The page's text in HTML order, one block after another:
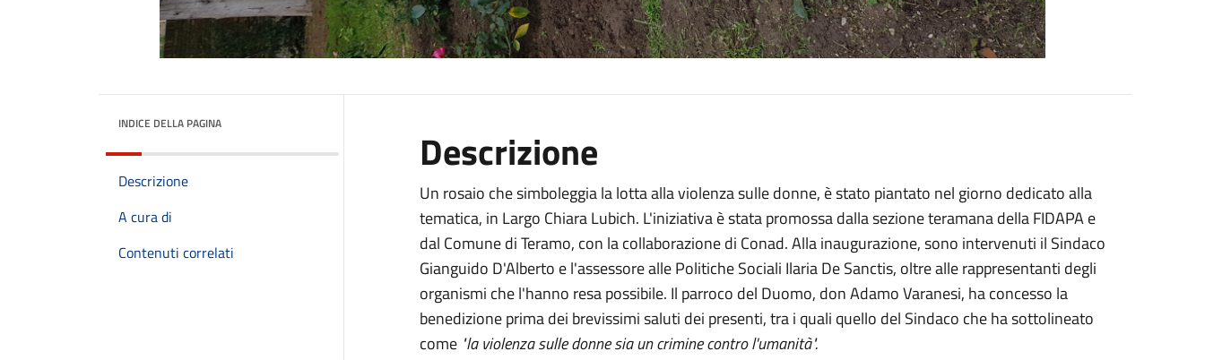
INDICE DELLA PAGINA
Descrizione
A cura di
Contenuti correlati
Descrizione
Un rosaio che simboleggia la lotta alla violenza sulle donne, è stato piantato nel giorno dedicato alla
tematica, in Largo Chiara Lubich. L'iniziativa è stata promossa dalla sezione teramana della FIDAPA e
dal Comune di Teramo, con la collaborazione di Conad. Alla inaugurazione, sono intervenuti il Sindaco
Gianguido D'Alberto e l'assessore alle Politiche Sociali Ilaria De Sanctis, oltre alle rappresentanti degli
organismi che l'hanno resa possibile. Il parroco del Duomo, don Adamo Varanesi, ha concesso la
benedizione prima dei brevissimi saluti dei presenti, tra i quali quello del Sindaco che ha sottolineato
come "la violenza sulle donne sia un crimine contro l'umanità".